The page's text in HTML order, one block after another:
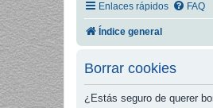
Enlaces rápidos FAQ
Índice general
Borrar cookies
¿Estás seguro de querer